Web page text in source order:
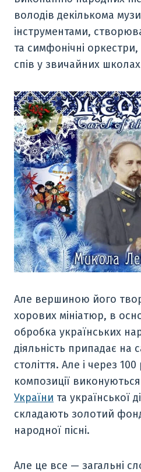
володів декількома
інструментами,
та симфонічні
спів у звичайних
Але вершиною його
хорових мініатюр, в
обробка українських
діяльність припадає на
століття. Але і через
композиції
України та української
складають золотий
народної пісні.
Але це все — загальні